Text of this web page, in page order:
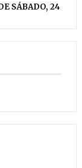
SÁBADO, 24